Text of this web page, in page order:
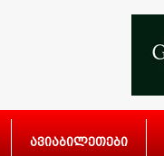
ავიაბილეთები